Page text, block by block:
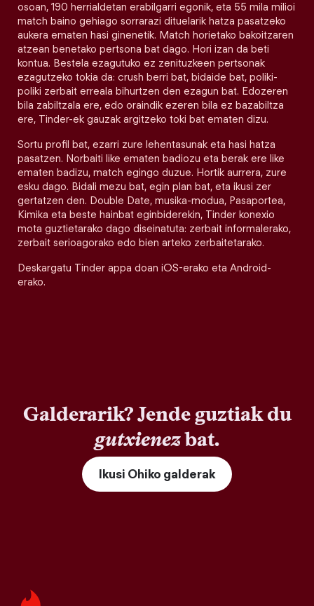
osoan, 190 herrialdetan erabilgarri egonik, eta 55 mila milioi
match baino gehiago sorrarazi dituelarik hatza pasatzeko
aukera ematen hasi ginenetik. Match horietako bakoitzaren
atzean benetako pertsona bat dago. Hori izan da beti
kontua. Bestela ezagutuko ez zenituzkeen pertsonak
ezagutzeko tokia da: crush berri bat, bidaide bat, poliki-
poliki zerbait erreala bihurtzen den ezagun bat. Edozeren
bila zabiltzala ere, edo oraindik ezeren bila ez bazabiltza
ere, Tinder-ek gauzak argitzeko toki bat ematen dizu.
Sortu profil bat, ezarri zure lehentasunak eta hasi hatza
pasatzen. Norbaiti like ematen badiozu eta berak ere like
ematen badizu, match egingo duzue. Hortik aurrera, zure
esku dago. Bidali mezu bat, egin plan bat, eta ikusi zer
gertatzen den. Double Date, musika-modua, Pasaportea,
Kimika eta beste hainbat eginbiderekin, Tinder konexio
mota guztietarako dago diseinatuta: zerbait informalerako,
zerbait serioagorako edo bien arteko zerbaitetarako.
Deskargatu Tinder appa doan iOS-erako eta Android-
erako.
Galderarik? Jende guztiak du
gutxienezbat.
Ikusi Ohiko galderak